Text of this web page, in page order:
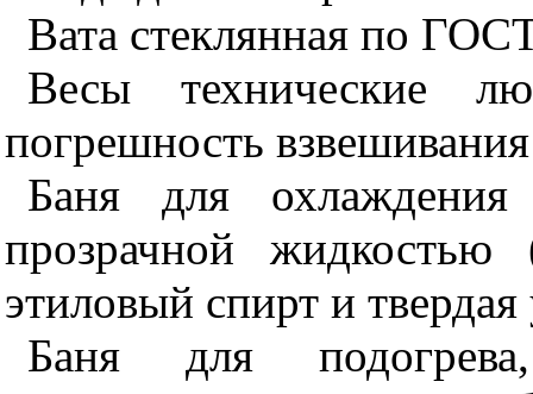
Вата стеклянная по
Весы технические
погрешность
Баня для охлаждения
прозрачной жидкостью
этиловый спирт и твердая
Баня для